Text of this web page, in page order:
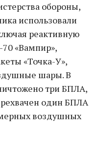
обороны,
использовали
реактивную
70 «Вампир»,
«Точка-У»,
шары. В
три БПЛА,
один БПЛА
воздушных